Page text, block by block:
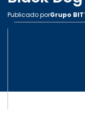
Publicado porGrupo